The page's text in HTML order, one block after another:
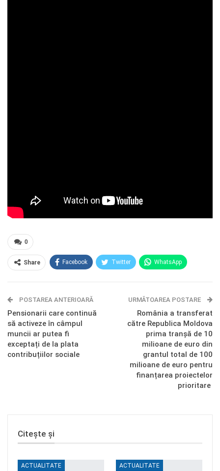
0
Share Facebook Twitter WhatsApp
Telegram OK.ru
POSTAREA ANTERIOARĂ
Pensionarii care continuă
să activeze în câmpul
muncii ar putea fi
exceptați de la plata
contribuțiilor sociale
URMĂTOAREA POSTARE
România a transferat
către Republica Moldova
prima tranșă de 10
milioane de euro din
grantul total de 100
milioane de euro pentru
finanțarea proiectelor
prioritare
Citește și
ACTUALITATE ACTUALITATE